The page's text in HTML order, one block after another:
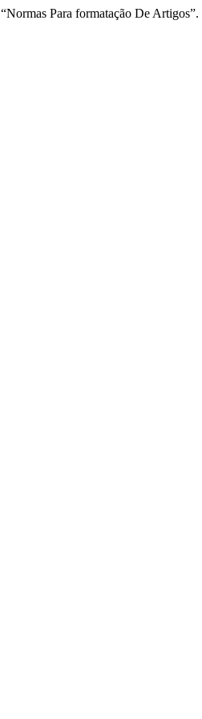
Para formatação De Artigos”.